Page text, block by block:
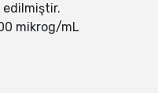
edilmiştir.
mikrog/mL